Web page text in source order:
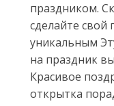
праздником.
сделайте свой
уникальным
на праздник
Красивое
открытка